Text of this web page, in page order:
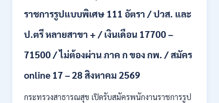
นักศึกษา
ใหม่
สมัคร
8
ราชการรูปแบบพิเศษ 111 อัตรา / ปวส. และ
ป.ตรี หลายสาขา + / เงินเดือน 17700 –
71500 / ไม่ต้องผ่าน ภาค ก ของ กพ. / สมัคร
online 17 – 28 สิงหาคม 2569
กระทรวงสาธารณสุข เปิดรับสมัครพนักงานราชการรูป